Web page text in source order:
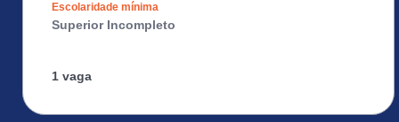
Escolaridade mínima
Superior Incompleto
1 vaga